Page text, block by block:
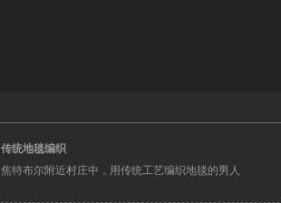
传统地毯编织
焦特布尔附近村庄中，用传统工艺编织地毯的男人